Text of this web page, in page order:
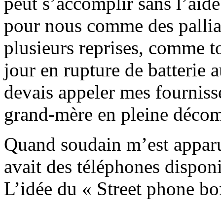
pour nous comme des
plusieurs reprises, comme
jour en rupture de batterie
devais appeler mes
grand-mère en pleine
Quand soudain m’est
avait des téléphones
L’idée du « Street phone